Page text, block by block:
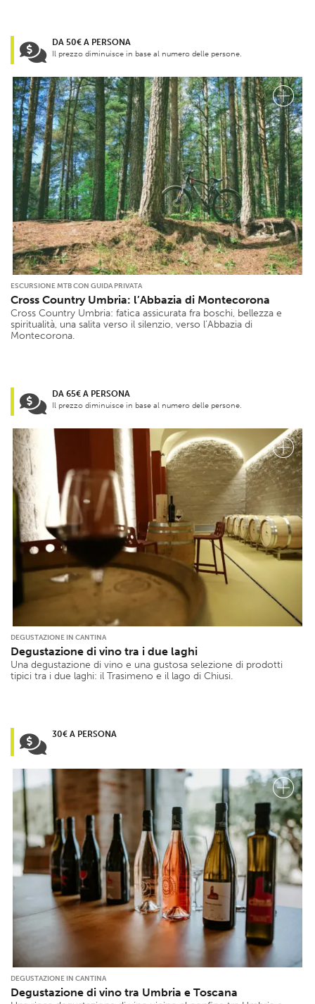
DA 50€ A PERSONA
Il prezzo diminuisce in base al numero delle persone.
ESCURSIONE MTB CON GUIDA PRIVATA
Cross Country Umbria: l’Abbazia di Montecorona
Cross Country Umbria: fatica assicurata fra boschi, bellezza e
spiritualità, una salita verso il silenzio, verso l’Abbazia di
Montecorona.
DA 65€ A PERSONA
Il prezzo diminuisce in base al numero delle persone.
DEGUSTAZIONE IN CANTINA
Degustazione di vino tra i due laghi
Una degustazione di vino e una gustosa selezione di prodotti
tipici tra i due laghi: il Trasimeno e il lago di Chiusi.
30€ A PERSONA
DEGUSTAZIONE IN CANTINA
Degustazione di vino tra Umbria e Toscana